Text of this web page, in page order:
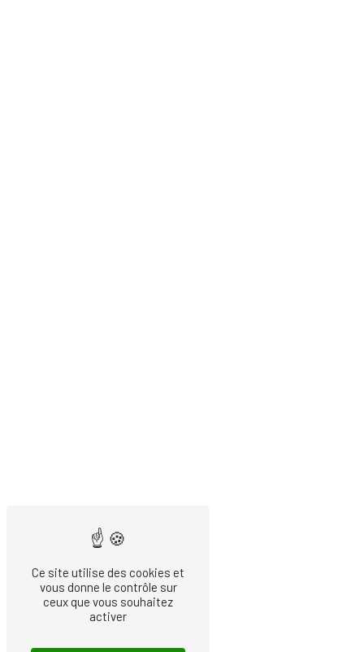
Ce site utilise des cookies et
vous donne le contrôle sur
ceux que vous souhaitez
activer